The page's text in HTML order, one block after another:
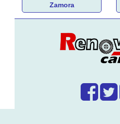
Zamora